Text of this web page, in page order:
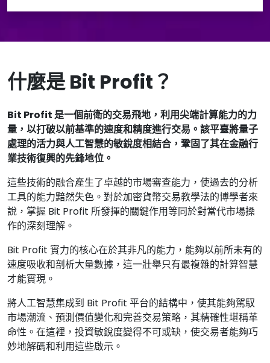
什麼是 Bit Profit？
Bit Profit 是一個前衛的交易飛地，利用尖端計算能力的力
量，以打破以前基準的速度和精度進行交易。該平臺將量子
處理的活力與人工智慧的敏銳度相結合，鞏固了其在金融行
業技術復興的先鋒地位。
這些技術的融合產生了卓越的市場審查能力，使過去的分析
工具的能力黯然失色。對於加密貨幣交易教學法的博學者來
說，掌握 Bit Profit 所發揮的關鍵作用等同於對當代市場操
作的深刻理解。
Bit Profit 實力的核心在於其非凡的能力，能夠以前所未有的
速度吸收和剖析大量數據，這一壯舉只有最複雜的計算智慧
才能實現。
將人工智慧集成到 Bit Profit 平台的結構中，使其能夠駕馭
市場潮流、預測價值變化和完善交易策略，其精確性堪稱革
命性。在這裡，投資敏銳度變得不可或缺，使交易者能夠巧
妙地解碼和利用這些啟示。